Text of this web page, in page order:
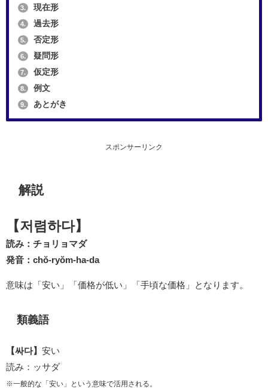
3. 現在形
4. 過去形
5. 否定形
6. 疑問形
7. 仮定形
8. 例文
9. あとがき
スポンサーリンク
解説
【저렴하다】
読み：チョリョマダ
発音：chŏ-ryŏm-ha-da
意味は「安い」「価格が低い」「手頃な価格」となります。
類義語
【싸다】 安い
読み：ッサダ
※一般的な「安い」という意味で活用される。